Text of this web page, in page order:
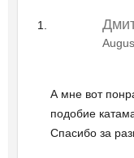
А мне вот
подобие
Спасибо за